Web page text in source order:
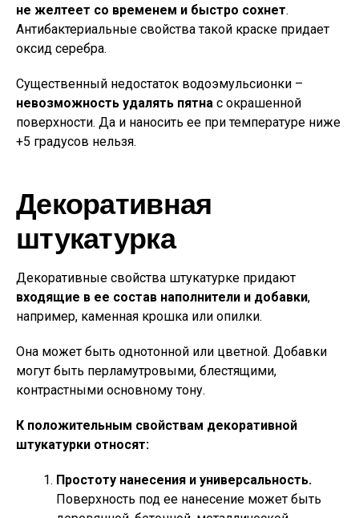
не желтеет со временем и быстро сохнет.
Антибактериальные свойства такой краске придает
оксид серебра.
Существенный недостаток водоэмульсионки –
невозможность удалять пятна с окрашенной
поверхности. Да и наносить ее при температуре ниже
+5 градусов нельзя.
Декоративная
штукатурка
Декоративные свойства штукатурке придают
входящие в ее состав наполнители и добавки,
например, каменная крошка или опилки.
Она может быть однотонной или цветной. Добавки
могут быть перламутровыми, блестящими,
контрастными основному тону.
К положительным свойствам декоративной
штукатурки относят:
Простоту нанесения и универсальность.
Поверхность под ее нанесение может быть